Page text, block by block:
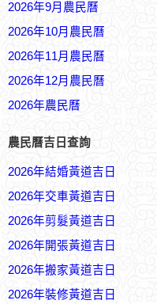
2026年9月農民曆
2026年10月農民曆
2026年11月農民曆
2026年12月農民曆
2026年農民曆
農民曆吉日查詢
2026年結婚黃道吉日
2026年交車黃道吉日
2026年剪髮黃道吉日
2026年開張黃道吉日
2026年搬家黃道吉日
2026年裝修黃道吉日